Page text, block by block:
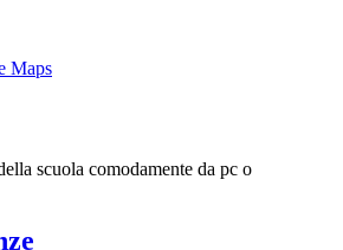
Maps
scuola comodamente da pc o